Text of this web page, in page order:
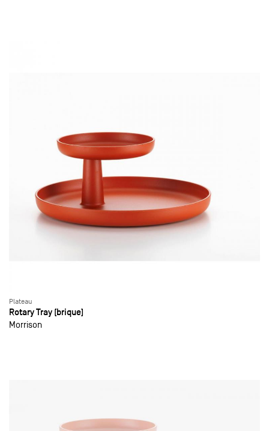
Plateau
Rotary Tray (brique)
Morrison